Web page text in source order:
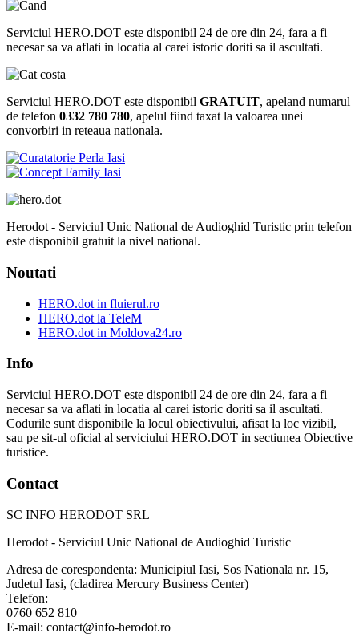
Serviciul HERO.DOT este disponibil 24 de ore din 24, fara a fi
necesar sa va aflati in locatia al carei istoric doriti sa il ascultati.
Serviciul HERO.DOT este disponibil GRATUIT, apeland numarul
de telefon 0332 780 780, apelul fiind taxat la valoarea unei
convorbiri in reteaua nationala.
Herodot - Serviciul Unic National de Audioghid Turistic prin telefon
este disponibil gratuit la nivel national.
Noutati
HERO.dot in fluierul.ro
HERO.dot la TeleM
HERO.dot in Moldova24.ro
Info
Serviciul HERO.DOT este disponibil 24 de ore din 24, fara a fi
necesar sa va aflati in locatia al carei istoric doriti sa il ascultati.
Codurile sunt disponibile la locul obiectivului, afisat la loc vizibil,
sau pe sit-ul oficial al serviciului HERO.DOT in sectiunea Obiective
turistice.
Contact
SC INFO HERODOT SRL
Herodot - Serviciul Unic National de Audioghid Turistic
Adresa de corespondenta: Municipiul Iasi, Sos Nationala nr. 15,
Judetul Iasi, (cladirea Mercury Business Center)
Telefon:
0760 652 810
E-mail: contact@info-herodot.ro